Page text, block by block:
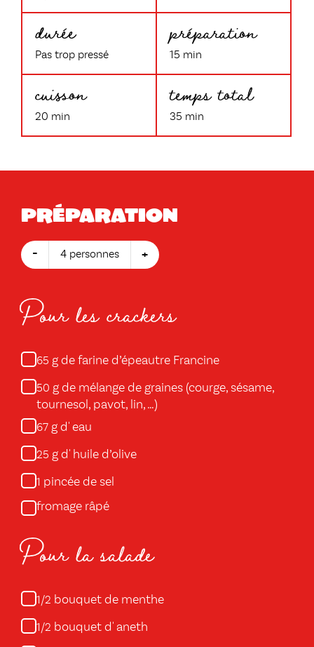
durée
Pas trop pressé
préparation
15 min
cuisson
20 min
temps total
35 min
Préparation
- 4 personnes +
Pour les crackers
65 g de farine d’épeautre Francine
50 g de mélange de graines (courge, sésame,
tournesol, pavot, lin, …)
67 g d' eau
25 g d' huile d’olive
1 pincée de sel
fromage râpé
Pour la salade
1/2 bouquet de menthe
1/2 bouquet d' aneth